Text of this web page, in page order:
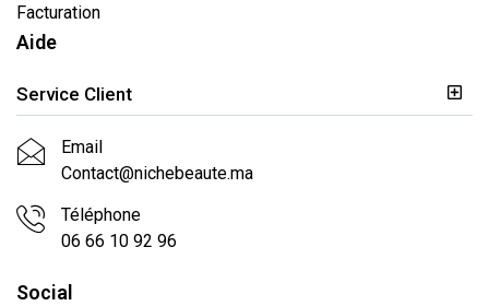
Facturation
Aide
Service Client
Email
Contact@nichebeaute.ma
Téléphone
06 66 10 92 96
Social